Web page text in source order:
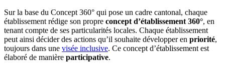
Sur la base du Concept 360° qui pose un cadre cantonal, chaque
établissement rédige son propre concept d’établissement 360°, en
tenant compte de ses particularités locales. Chaque établissement
peut ainsi décider des actions qu’il souhaite développer en priorité,
toujours dans une visée inclusive. Ce concept d’établissement est
élaboré de manière participative.